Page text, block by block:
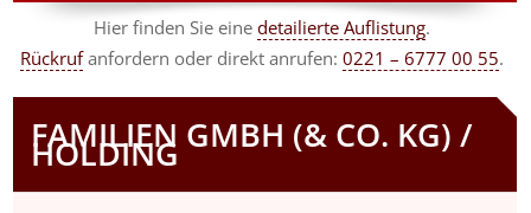
Hier finden Sie einedetailierte Auflistung.
Rückrufanfordern oder direkt anrufen:0221 – 6777 00 55.
FAMILIEN GMBH (& CO. KG) /
HOLDING